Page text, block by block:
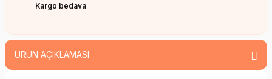
Kargo bedava
ÜRÜN AÇIKLAMASI